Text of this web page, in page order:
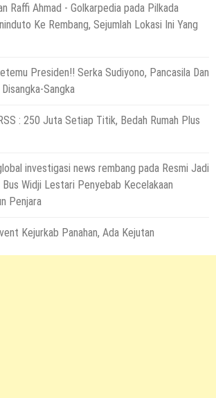
Raffi Ahmad - Golkarpedia pada Pilkada
Ke Rembang, Sejumlah Lokasi Ini Yang
Presiden!! Serka Sudiyono, Pancasila Dan
Sangka
: 250 Juta Setiap Titik, Bedah Rumah Plus
investigasi news rembang pada Resmi Jadi
Widji Lestari Penyebab Kecelakaan
Penjara
Kejurkab Panahan, Ada Kejutan